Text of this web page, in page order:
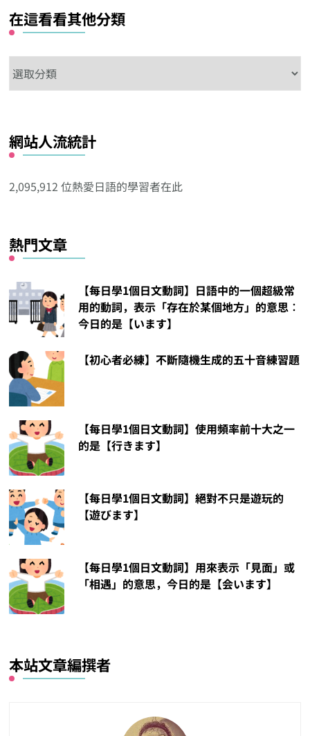
在這看看其他分類
這
其
他
類
網站人流統計
2,095,912 位熱愛日語的學習者在此
熱門文章
【每日學1個日文動詞】日語中的一個超級常
用的動詞，表示「存在於某個地方」的意思︰
今日的是【います】
【初心者必練】不斷隨機生成的五十音練習題
【每日學1個日文動詞】使用頻率前十大之一
的是【行きます】
【每日學1個日文動詞】絕對不只是遊玩的
【遊びます】
【每日學1個日文動詞】用來表示「見面」或
「相遇」的意思，今日的是【会います】
本站文章編撰者